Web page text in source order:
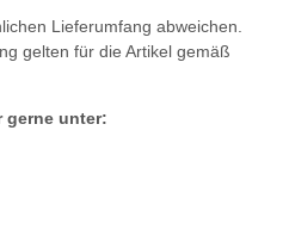
Lieferumfang abweichen.
gelten für die Artikel gemäß
gerne unter: